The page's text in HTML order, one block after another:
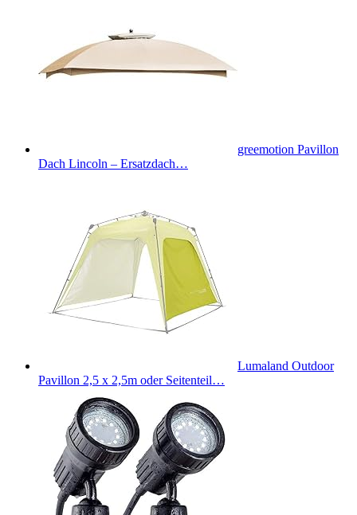
greemotion Pavillon
Dach Lincoln – Ersatzdach…
Lumaland Outdoor
Pavillon 2,5 x 2,5m oder Seitenteil…